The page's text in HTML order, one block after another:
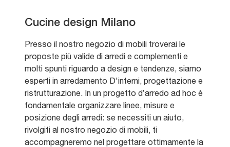
Cucine design Milano
Presso il nostro negozio di mobili troverai le
proposte più valide di arredi e complementi e
molti spunti riguardo a design e tendenze, siamo
esperti in arredamento D'interni, progettazione e
ristrutturazione. In un progetto d’arredo ad hoc è
fondamentale organizzare linee, misure e
posizione degli arredi: se necessiti un aiuto,
rivolgiti al nostro negozio di mobili, ti
accompagneremo nel progettare ottimamente la